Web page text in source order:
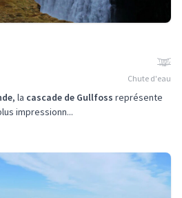
Chute d'eau
, la cascade de Gullfoss représente
impressionn...